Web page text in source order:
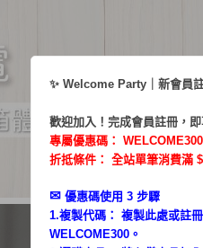
✨ Welcome Party｜新會員
歡迎加入！完成會員註冊，
專屬優惠碼： WELCOME300
折抵條件： 全站單筆消費滿
✉︎ 優惠碼使用 3 步驟
1.複製代碼： 複製此處或註
WELCOME300。